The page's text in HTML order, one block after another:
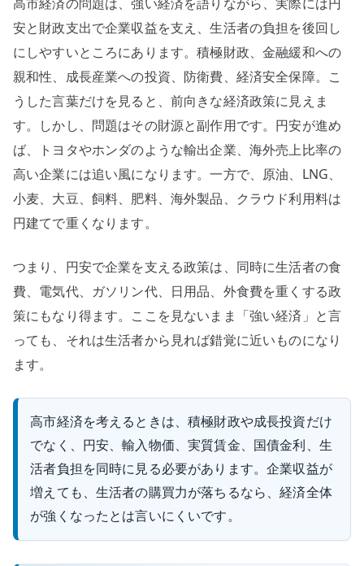
分
け
て
見
へ
の
安と財政支出で企業収益を支え、生活者の負担を後回し
にしやすいところにあります。積極財政、金融緩和への
親和性、成長産業への投資、防衛費、経済安全保障。こ
うした言葉だけを見ると、前向きな経済政策に見えま
す。しかし、問題はその財源と副作用です。円安が進め
ば、トヨタやホンダのような輸出企業、海外売上比率の
高い企業には追い風になります。一方で、原油、LNG、
小麦、大豆、飼料、肥料、海外製品、クラウド利用料は
円建てで重くなります。
つまり、円安で企業を支える政策は、同時に生活者の食
費、電気代、ガソリン代、日用品、外食費を重くする政
策にもなり得ます。ここを見ないまま「強い経済」と言
っても、それは生活者から見れば錯覚に近いものになり
ます。
高市経済を考えるときは、積極財政や成長投資だけ
でなく、円安、輸入物価、実質賃金、国債金利、生
活者負担を同時に見る必要があります。企業収益が
増えても、生活者の購買力が落ちるなら、経済全体
が強くなったとは言いにくいです。